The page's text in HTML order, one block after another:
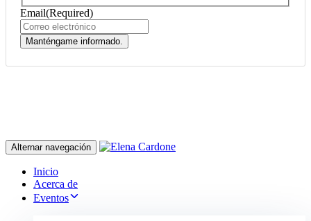
Email(Required)
Manténgame informado.
Alternar navegación
Inicio
Acerca de
Eventos